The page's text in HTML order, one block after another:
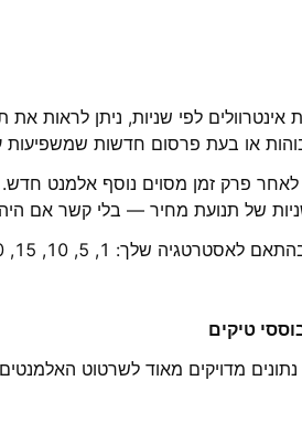
לפי שניות, ניתן לראות
או בעת פרסום חדשות שמשפיעות
טיקים
מדויקים מאוד לשרטוט